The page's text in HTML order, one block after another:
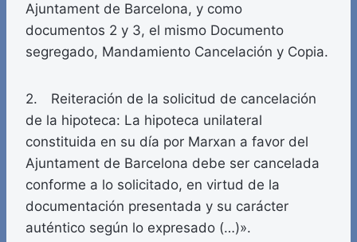
Ajuntament de Barcelona, y como
documentos 2 y 3, el mismo Documento
segregado, Mandamiento Cancelación y Copia.
2. Reiteración de la solicitud de cancelación
de la hipoteca: La hipoteca unilateral
constituida en su día por Marxan a favor del
Ajuntament de Barcelona debe ser cancelada
conforme a lo solicitado, en virtud de la
documentación presentada y su carácter
auténtico según lo expresado (…)».